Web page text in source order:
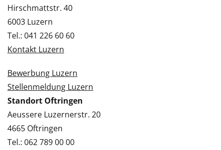
Hirschmattstr. 40
6003 Luzern
Tel.: 041 226 60 60
Kontakt Luzern
Bewerbung Luzern
Stellenmeldung Luzern
Standort Oftringen
Aeussere Luzernerstr. 20
4665 Oftringen
Tel.: 062 789 00 00